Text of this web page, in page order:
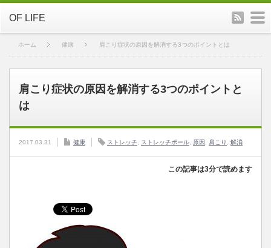
OF LIFE rss
ホーム 健康 肩こり症状の原因を解消する3つのポイントとは
肩こり症状の原因を解消する3つのポイントと
は
2017.03.31 健康 ストレッチ ストレッチポール 原因 肩こり 解消
この記事は3分で読めます